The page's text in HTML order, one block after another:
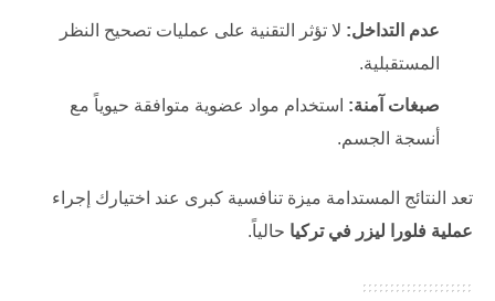
عدم التداخل: لا تؤثر التقنية على عمليات تصحيح النظر
المستقبلية.
صبغات آمنة: استخدام مواد عضوية متوافقة حيوياً مع
أنسجة الجسم.
تعد النتائج المستدامة ميزة تنافسية كبرى عند اختيارك إجراء
عملية فلورا ليزر في تركيا حالياً.